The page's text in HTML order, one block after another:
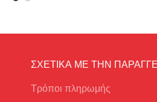
ΣΧΕΤΙΚΑ ΜΕ ΤΗΝ
Τρόποι πληρωμής